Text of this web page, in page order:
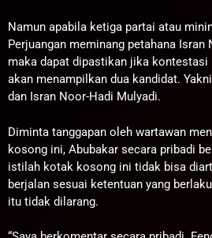
Namun apabila ketiga partai atau
Perjuangan meminang petahana Isran
maka dapat dipastikan jika kontestasi
akan menampilkan dua kandidat.
dan Isran Noor-Hadi Mulyadi.
Diminta tanggapan oleh wartawan
kosong ini, Abubakar secara pribadi
istilah kotak kosong ini tidak bisa
berjalan sesuai ketentuan yang
itu tidak dilarang.